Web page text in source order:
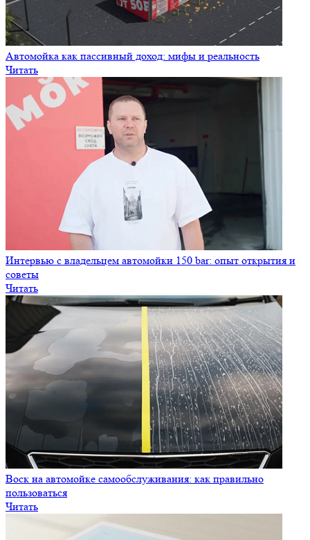
Автомойка как пассивный доход: мифы и реальность
Читать
Интервью с владельцем автомойки 150 bar: опыт открытия и
советы
Читать
Воск на автомойке самообслуживания: как правильно
пользоваться
Читать